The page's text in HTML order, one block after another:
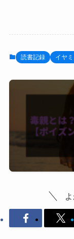
読書記録 イヤ